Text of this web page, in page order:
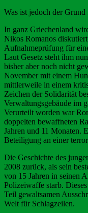
Was ist jedoch der
In ganz Griechenland
Nikos Romanos
Aufnahmeprüfung für
Laut Gesetz steht ihm
bisher aber noch nicht
November mit einem
mittlerweile in einem
Zeichen der Solidarität
Verwaltungsgebäude im
Verurteilt worden war
doppelten bewaffneten
Jahren und 11 Monaten.
Beteiligung an einer
Die Geschichte des
2008 zurück, als sein
von 15 Jahren in seinen
Polizeiwaffe starb.
Teil gewaltsamen
Welt für Schlagzeilen.